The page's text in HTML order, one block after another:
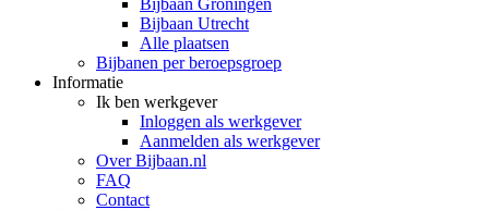
Bijbaan Groningen
Bijbaan Utrecht
Alle plaatsen
Bijbanen per beroepsgroep
Informatie
Ik ben werkgever
Inloggen als werkgever
Aanmelden als werkgever
Over Bijbaan.nl
FAQ
Contact